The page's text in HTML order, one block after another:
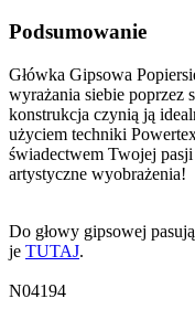
Podsumowanie
Główka Gipsowa
wyrażania siebie poprzez
konstrukcja czynią ją
użyciem techniki
świadectwem Twojej
artystyczne wyobrażenia!
Do głowy gipsowej
je TUTAJ.
N04194